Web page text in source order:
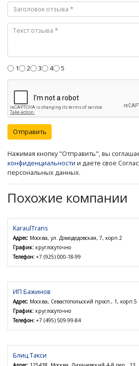
1 2 3 4 5
Отправить
Нажимая кнопку "Отправить", вы
конфиденциальности и даете свое
персональных данных.
Похожие компании
KaraulTrans
Адрес: Москва, ул. Домодедовская, 7, корп.2
График: круглосуточно
Телефон: +7 (925) 000-18-99
ИП Бажинов
Адрес: Москва, Севастопольский просп., 1, корп.5
График: круглосуточно
Телефон: +7 (495) 509-99-84
Блиц Такси